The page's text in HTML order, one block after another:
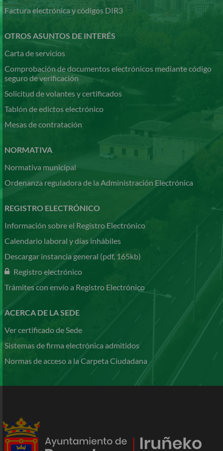
Factura electrónica y códigos DIR3
OTROS ASUNTOS DE INTERÉS
Carta de servicios
Comprobación de documentos electrónicos mediante código
seguro de verificación
Solicitud de volantes y certificados
Tablón de edictos electrónico
Mesas de contratación
NORMATIVA
Normativa municipal
Ordenanza reguladora de la Administración Electrónica
REGISTRO ELECTRÓNICO
Información sobre el Registro Electrónico
Calendario laboral y días inhábiles
Descargar instancia general (pdf, 165kb)
Registro electrónico
Trámites con envío a Registro Electrónico
ACERCA DE LA SEDE
Ver certificado de Sede
Sistemas de firma electrónica admitidos
Normas de acceso a la Carpeta Ciudadana